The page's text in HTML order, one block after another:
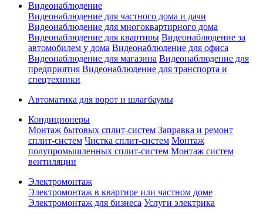
Видеонаблюдение
Видеонаблюдение для частного дома и дачи
Видеонаблюдение для многоквартирного дома
Видеонаблюдение для квартиры Видеонаблюдение за
автомобилем у дома Видеонаблюдение для офиса
Видеонаблюдение для магазина Видеонаблюдение для
предприятия Видеонаблюдение для транспорта и
спецтехники
Автоматика для ворот и шлагбаумы
Кондиционеры
Монтаж бытовых сплит-систем Заправка и ремонт
сплит-систем Чистка сплит-систем Монтаж
полупромышленных сплит-систем Монтаж систем
вентиляции
Электромонтаж
Электромонтаж в квартире или частном доме
Электромонтаж для бизнеса Услуги электрика